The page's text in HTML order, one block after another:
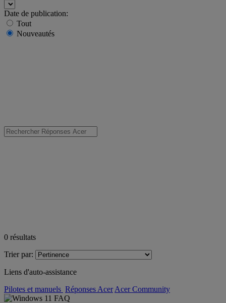
Date de publication:
Tout
Nouveautés
0 résultats
Trier par:
Liens d'auto-assistance
Pilotes et manuels Réponses Acer Acer Community